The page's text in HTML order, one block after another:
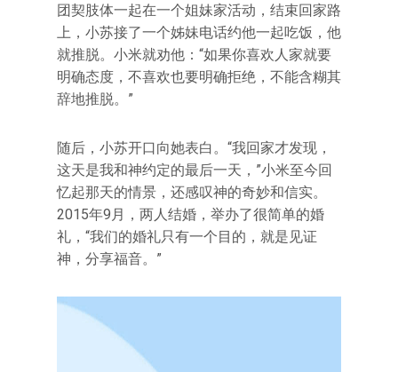
团契肢体一起在一个姐妹家活动，结束回家路
上，小苏接了一个姊妹电话约他一起吃饭，他
就推脱。小米就劝他：“如果你喜欢人家就要
明确态度，不喜欢也要明确拒绝，不能含糊其
辞地推脱。”
随后，小苏开口向她表白。“我回家才发现，
这天是我和神约定的最后一天，”小米至今回
忆起那天的情景，还感叹神的奇妙和信实。
2015年9月，两人结婚，举办了很简单的婚
礼，“我们的婚礼只有一个目的，就是见证
神，分享福音。”